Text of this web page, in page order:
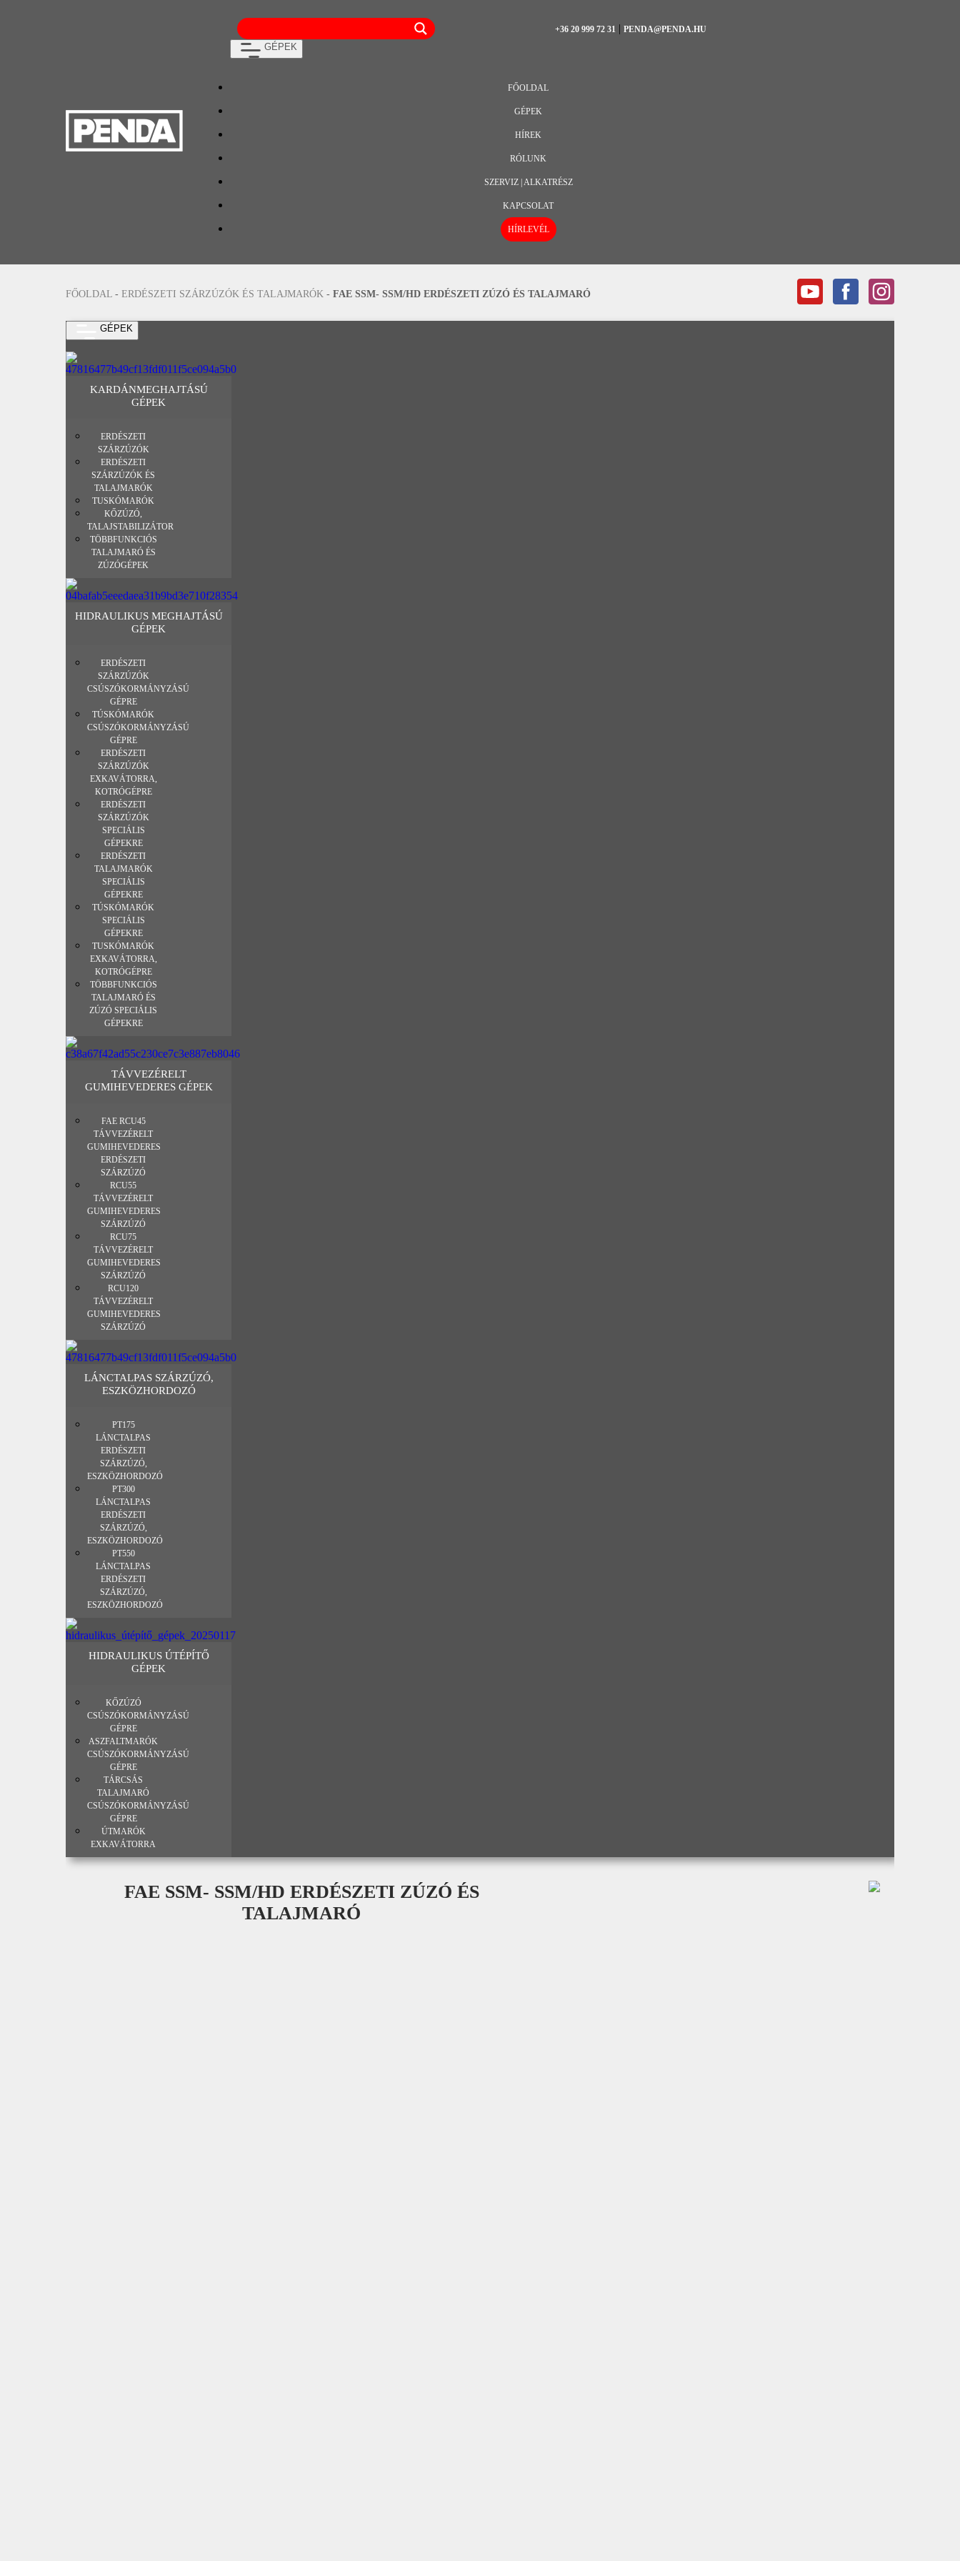
+36 20 999 72 31 | PENDA@PENDA.HU
GÉPEK
FŐOLDAL
GÉPEK
HÍREK
RÓLUNK
SZERVIZ | ALKATRÉSZ
KAPCSOLAT
HÍRLEVÉL
FŐOLDAL - ERDÉSZETI SZÁRZÚZÓK ÉS TALAJMARÓK - FAE SSM- SSM/HD ERDÉSZETI ZÚZÓ ÉS TALAJMARÓ
GÉPEK
KARDÁNMEGHAJTÁSÚ
GÉPEK
ERDÉSZETI
SZÁRZÚZÓK
ERDÉSZETI
SZÁRZÚZÓK ÉS
TALAJMARÓK
TUSKÓMARÓK
KŐZÚZÓ,
TALAJSTABILIZÁTOR
TÖBBFUNKCIÓS
TALAJMARÓ ÉS
ZÚZÓGÉPEK
HIDRAULIKUS MEGHAJTÁSÚ
GÉPEK
ERDÉSZETI
SZÁRZÚZÓK
CSÚSZÓKORMÁNYZÁSÚ
GÉPRE
TÚSKÓMARÓK
CSÚSZÓKORMÁNYZÁSÚ
GÉPRE
ERDÉSZETI
SZÁRZÚZÓK
EXKAVÁTORRA,
KOTRÓGÉPRE
ERDÉSZETI
SZÁRZÚZÓK
SPECIÁLIS
GÉPEKRE
ERDÉSZETI
TALAJMARÓK
SPECIÁLIS
GÉPEKRE
TÚSKÓMARÓK
SPECIÁLIS
GÉPEKRE
TUSKÓMARÓK
EXKAVÁTORRA,
KOTRÓGÉPRE
TÖBBFUNKCIÓS
TALAJMARÓ ÉS
ZÚZÓ SPECIÁLIS
GÉPEKRE
TÁVVEZÉRELT
GUMIHEVEDERES GÉPEK
FAE RCU45
TÁVVEZÉRELT
GUMIHEVEDERES
ERDÉSZETI
SZÁRZÚZÓ
RCU55
TÁVVEZÉRELT
GUMIHEVEDERES
SZÁRZÚZÓ
RCU75
TÁVVEZÉRELT
GUMIHEVEDERES
SZÁRZÚZÓ
RCU120
TÁVVEZÉRELT
GUMIHEVEDERES
SZÁRZÚZÓ
LÁNCTALPAS SZÁRZÚZÓ,
ESZKÖZHORDOZÓ
PT175
LÁNCTALPAS
ERDÉSZETI
SZÁRZÚZÓ,
ESZKÖZHORDOZÓ
PT300
LÁNCTALPAS
ERDÉSZETI
SZÁRZÚZÓ,
ESZKÖZHORDOZÓ
PT550
LÁNCTALPAS
ERDÉSZETI
SZÁRZÚZÓ,
ESZKÖZHORDOZÓ
HIDRAULIKUS ÚTÉPÍTŐ
GÉPEK
KŐZÚZÓ
CSÚSZÓKORMÁNYZÁSÚ
GÉPRE
ASZFALTMARÓK
CSÚSZÓKORMÁNYZÁSÚ
GÉPRE
TÁRCSÁS
TALAJMARÓ
CSÚSZÓKORMÁNYZÁSÚ
GÉPRE
ÚTMARÓK
EXKAVÁTORRA
FAE SSM- SSM/HD ERDÉSZETI ZÚZÓ ÉS
TALAJMARÓ